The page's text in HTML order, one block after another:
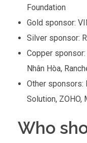
Foundation
Gold sponsor:
Silver sponsor:
Copper sponsor:
Nhân Hòa,
Other sponsors:
Solution, ZOHO,
Who